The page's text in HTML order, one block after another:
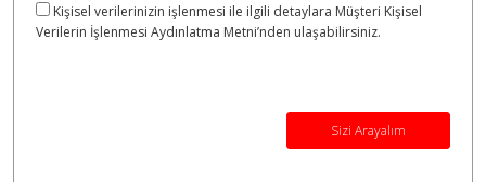
Kişisel verilerinizin işlenmesi ile ilgili detaylara Müşteri Kişisel
Verilerin İşlenmesi Aydınlatma Metni’nden ulaşabilirsiniz.
Sizi Arayalım